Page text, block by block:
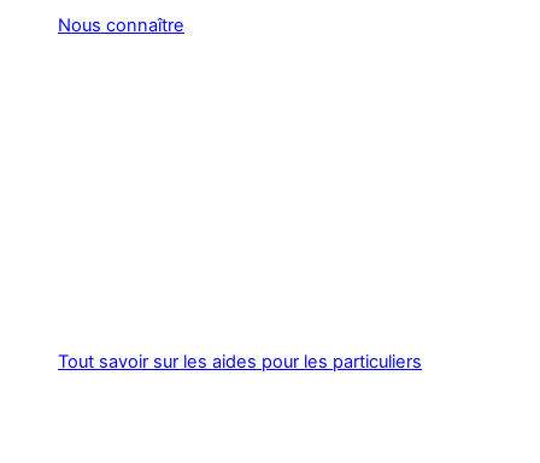
Nous connaître
Tout savoir sur les aides pour les particuliers